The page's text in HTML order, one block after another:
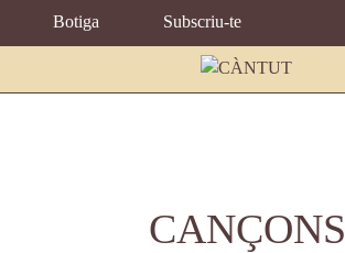
Vés al contingutTOPBAR MENU
Botiga Subscriu-te
CANÇONS